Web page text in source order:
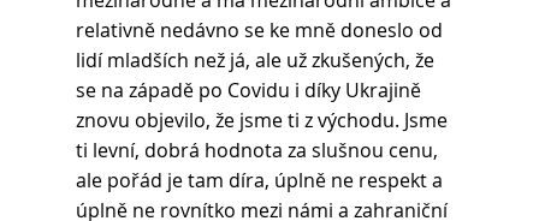
relativně nedávno se ke mně doneslo od
lidí mladších než já, ale už zkušených, že
se na západě po Covidu i díky Ukrajině
znovu objevilo, že jsme ti z východu. Jsme
ti levní, dobrá hodnota za slušnou cenu,
ale pořád je tam díra, úplně ne respekt a
úplně ne rovnítko mezi námi a zahraniční